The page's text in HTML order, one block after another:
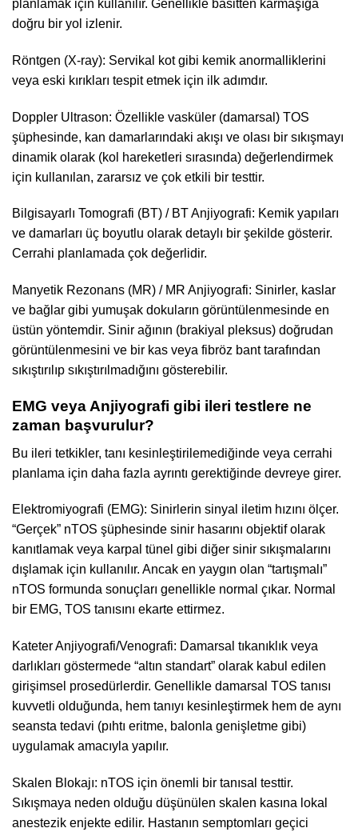
planlamak için kullanılır. Genellikle basitten karmaşığa
doğru bir yol izlenir.
Röntgen (X-ray): Servikal kot gibi kemik anormalliklerini
veya eski kırıkları tespit etmek için ilk adımdır.
Doppler Ultrason: Özellikle vasküler (damarsal) TOS
şüphesinde, kan damarlarındaki akışı ve olası bir sıkışmayı
dinamik olarak (kol hareketleri sırasında) değerlendirmek
için kullanılan, zararsız ve çok etkili bir testtir.
Bilgisayarlı Tomografi (BT) / BT Anjiyografi: Kemik yapıları
ve damarları üç boyutlu olarak detaylı bir şekilde gösterir.
Cerrahi planlamada çok değerlidir.
Manyetik Rezonans (MR) / MR Anjiyografi: Sinirler, kaslar
ve bağlar gibi yumuşak dokuların görüntülenmesinde en
üstün yöntemdir. Sinir ağının (brakiyal pleksus) doğrudan
görüntülenmesini ve bir kas veya fibröz bant tarafından
sıkıştırılıp sıkıştırılmadığını gösterebilir.
EMG veya Anjiyografi gibi ileri testlere ne
zaman başvurulur?
Bu ileri tetkikler, tanı kesinleştirilemediğinde veya cerrahi
planlama için daha fazla ayrıntı gerektiğinde devreye girer.
Elektromiyografi (EMG): Sinirlerin sinyal iletim hızını ölçer.
“Gerçek” nTOS şüphesinde sinir hasarını objektif olarak
kanıtlamak veya karpal tünel gibi diğer sinir sıkışmalarını
dışlamak için kullanılır. Ancak en yaygın olan “tartışmalı”
nTOS formunda sonuçları genellikle normal çıkar. Normal
bir EMG, TOS tanısını ekarte ettirmez.
Kateter Anjiyografi/Venografi: Damarsal tıkanıklık veya
darlıkları göstermede “altın standart” olarak kabul edilen
girişimsel prosedürlerdir. Genellikle damarsal TOS tanısı
kuvvetli olduğunda, hem tanıyı kesinleştirmek hem de aynı
seansta tedavi (pıhtı eritme, balonla genişletme gibi)
uygulamak amacıyla yapılır.
Skalen Blokajı: nTOS için önemli bir tanısal testtir.
Sıkışmaya neden olduğu düşünülen skalen kasına lokal
anestezik enjekte edilir. Hastanın semptomları geçici